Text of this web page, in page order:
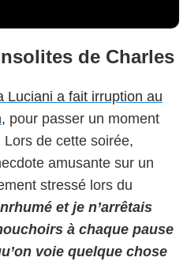
de Charles
Luciani a fait irruption au
pour passer un moment
de cette soirée,
amusante sur un
stressé lors du
et je n’arrêtais
à chaque pause
voie quelque chose